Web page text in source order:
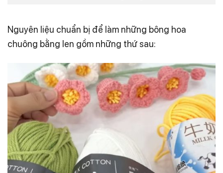
Nguyên liệu chuẩn bị để làm những bông hoa
chuông bằng len gồm những thứ sau: